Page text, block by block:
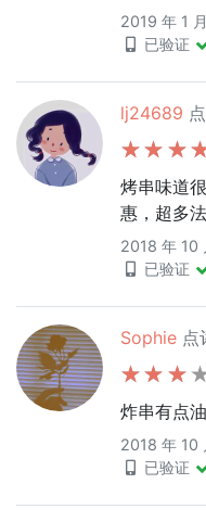
2019 年 1
已验证
lj24689
烤串味道
惠，超多
2018 年 10
已验证
Sophie 点
炸串有点
2018 年 10
已验证